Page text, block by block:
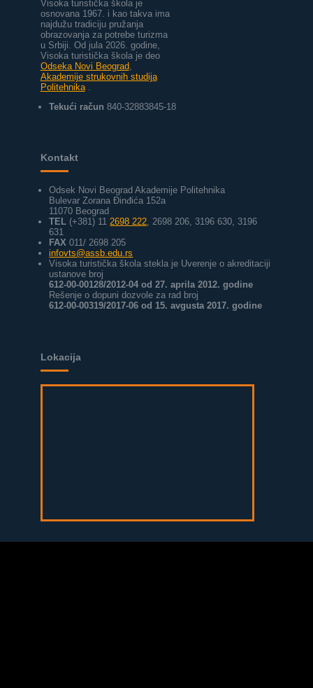
Visoka turistička škola je
osnovana 1967. i kao takva ima
najdužu tradiciju pružanja
obrazovanja za potrebe turizma
u Srbiji. Od jula 2026. godine,
Visoka turistička škola je deo
Odseka Novi Beograd
Akademije strukovnih studija
Politehnika
Tekući račun 840-32883845-18
Kontakt
Odsek Novi Beograd Akademije Politehnika
Bulevar Zorana Đinđića 152a
11070 Beograd
TEL (+381) 112698 222, 2698 206, 3196 630, 3196
631
FAX 011/ 2698 205
infovts@assb.edu.rs
Visoka turistička škola stekla je Uverenje o akreditaciji
ustanove broj
612-00-00128/2012-04 od 27. aprila 2012. godine
Rešenje o dopuni dozvole za rad broj
612-00-00319/2017-06 od 15. avgusta 2017. godine
Lokacija